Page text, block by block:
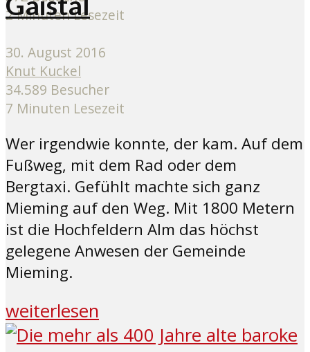
2 Minuten Lesezeit
30. August 2016
Knut Kuckel
34.589 Besucher
7 Minuten Lesezeit
Wer irgendwie konnte, der kam. Auf dem
Fußweg, mit dem Rad oder dem
Bergtaxi. Gefühlt machte sich ganz
Mieming auf den Weg. Mit 1800 Metern
ist die Hochfeldern Alm das höchst
gelegene Anwesen der Gemeinde
Mieming.
weiterlesen